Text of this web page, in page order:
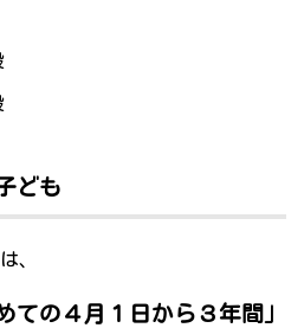
ども
、
ての４月１日から３年間」